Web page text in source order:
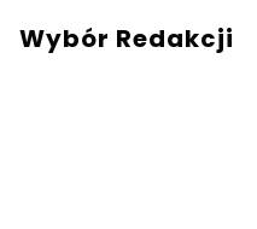
Wybór Redakcji